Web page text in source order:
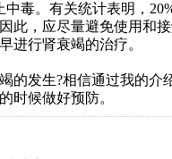
。有关统计表明，
此，应尽量避免使用和
进行肾衰竭的治疗。
发生?相信通过我的介
时候做好预防。